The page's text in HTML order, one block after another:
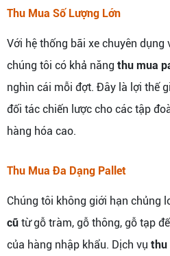
Thu Mua Số Lượng Lớn
Với hệ thống bãi xe chuyên dụng
chúng tôi có khả năng thu mua
nghìn cái mỗi đợt. Đây là lợi thế
đối tác chiến lược cho các tập
hàng hóa cao.
Thu Mua Đa Dạng Pallet
Chúng tôi không giới hạn chủng
cũ từ gỗ tràm, gỗ thông, gỗ tạp
của hàng nhập khẩu. Dịch vụ thu